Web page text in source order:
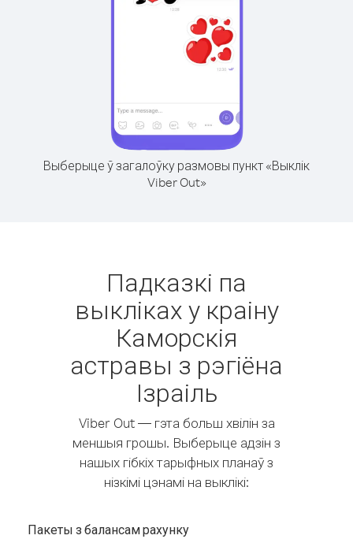
Выберыце ў загалоўку размовы пункт «Выклік
Viber Out»
Падказкі па
выкліках у краіну
Каморскія
астравы з рэгіёна
Ізраіль
Viber Out — гэта больш хвілін за
меншыя грошы. Выберыце адзін з
нашых гібкіх тарыфных планаў з
нізкімі цэнамі на выклікі:
Пакеты з балансам рахунку